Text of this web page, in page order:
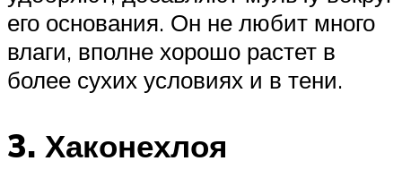
его основания. Он не любит много
влаги, вполне хорошо растет в
более сухих условиях и в тени.
3. Хаконехлоя